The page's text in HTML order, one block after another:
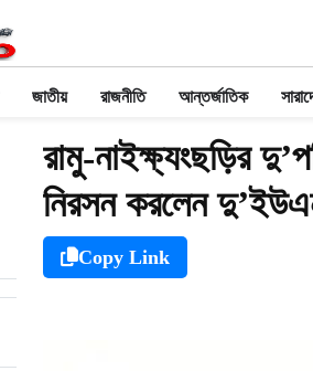
জাতীয় রাজনীতি আন্তর্জাতিক
রামু-নাইক্ষ্যংছড়ির
নিরসন করলেন
Copy Link